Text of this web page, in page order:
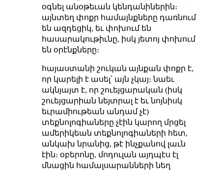
օգնել անօթեւան կենդանիներին։
այնտեղ փոքր համայնքները դառնում
են ազդեցիկ, եւ փոխում են
հասարակութիւնը, իսկ յետոյ փոխում
են օրէնքները։
հայաստանի շուկան այնքան փոքր է,
որ կարելի է ասել՝ այն չկայ։ նաեւ
ակնյայտ է, որ շուեյցարական (իսկ
շուեյցարիան նեյտրալ է եւ նոյնիսկ
եւրամիութեան անդամ չէ)
տեքնոլոգիաները չէին կարող մրցել
ամերիկեան տեքնոլոգիաների հետ,
անկախ նրանից, թէ ինչքանով լաւն
էին։ օբերոնը, մոդուլան այդպէս էլ
մնացին համալսարանների նեղ